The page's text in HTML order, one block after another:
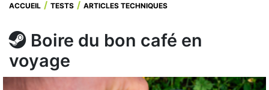
ACCUEIL TESTS ARTICLES TECHNIQUES
Boire du bon café en
voyage